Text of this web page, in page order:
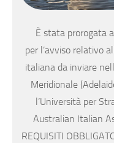
È stata prorogata
per l’avviso relativo
italiana da inviare
Meridionale
l’Università per
Australian Italian
REQUISITI